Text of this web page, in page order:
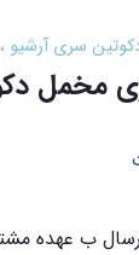
سری آرشیو
مخمل
ب عهده